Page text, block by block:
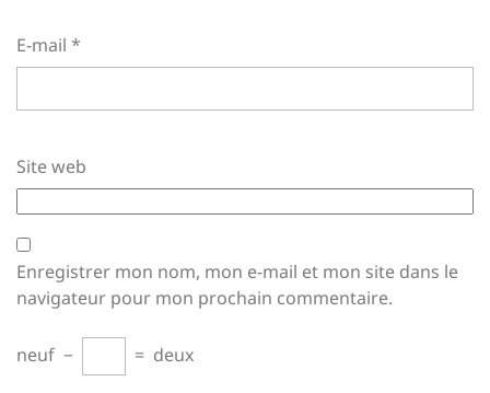
E-mail *
Site web
Enregistrer mon nom, mon e-mail et mon site dans le
navigateur pour mon prochain commentaire.
neuf − = deux